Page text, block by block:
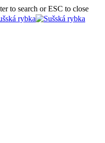
to search or ESC to close